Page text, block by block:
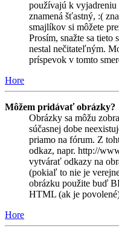
používajú k vyjadreniu
znamená šťastný, :(
smajlíkov si môžete
Prosím, snažte sa
nestal nečitateľným.
príspevok v tomto
Hore
Môžem pridávať obrázky?
Obrázky sa môžu
súčasnej dobe
priamo na fórum. Z
odkaz, napr. http://
vytvárať odkazy na
(pokiaľ to nie je
obrázku použite buď
HTML (ak je
Hore